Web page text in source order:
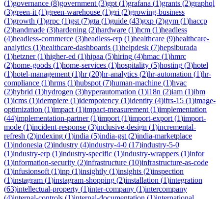
(1)governance (8)government (3)gpt (1)grafana (1)grants (2)graphql
(3)green-it (1)green-warehouse (1)gri (2)growing-business
(1)growth (1)grpc (1)gst (7)gta (1)guide (43)gxp (2)gym (1)haccp
(2)handmade (3)hardening (2)hardware (1)hcm (1)headless
(4)headless-commerce (3)headless-erp (1)healthcare (9)healthcare-
analytics (1)healthcare-dashboards (1)helpdesk (7)hepsiburada
(1)hetzner(1)higher-ed (1)hipaa (5)hiring (4)hmac (1)hmrc
(2)home-goods (1)home-services (1)hospitality (5)hosting (3)hotel
(1)hotel-management (1)hr(20)hr-analytics (2)hr-automation (1)hr-
compliance (1)hrms (1)hubspot (7)human-machine (1)hvac
(2)hybrid (1)hydrogen (3)hyperautomation (1)i18n (2)iam (1)ibm
(1)icms (1)idempiere (1)idempotency (1)identity (4)ifrs-15 (1)image-
optimization (1)impact (1)impact-measurement (1)implementation
(44)implementation-partner(1)import (1)import-export (1)import-
mode (1)incident-response (3)inclusive-design (1)incremental-
refresh (2)indexing (1)india (5)india-gst (2)india-marketplace
(1)indonesia (2)industry (4)industry-4-0 (17)industry-5-0
(1)industry-erp (1)industry-specific (1)industry-wrappers (1)infor
(1)information-security (2)infrastructure (10)infrastructure-as-code
(1)infusionsoft (1)inp (1)insightly (1)insights (2)inspection
(1)instagram (1)instagram-shopping (2)installation (1)integration
(63)intellectual-property (1)inter-company (1)intercompany